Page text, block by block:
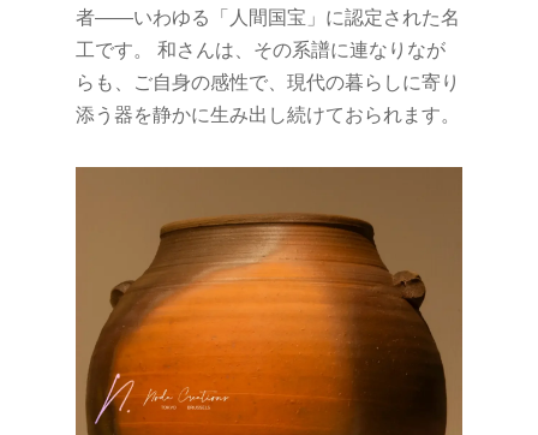
者――いわゆる「人間国宝」に認定された名
工です。 和さんは、その系譜に連なりなが
らも、ご自身の感性で、現代の暮らしに寄り
添う器を静かに生み出し続けておられます。